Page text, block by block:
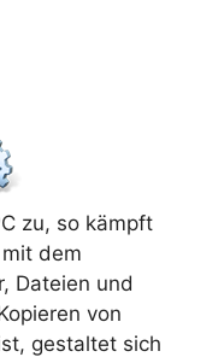
zu, so kämpft
dem
Dateien und
von
gestaltet sich